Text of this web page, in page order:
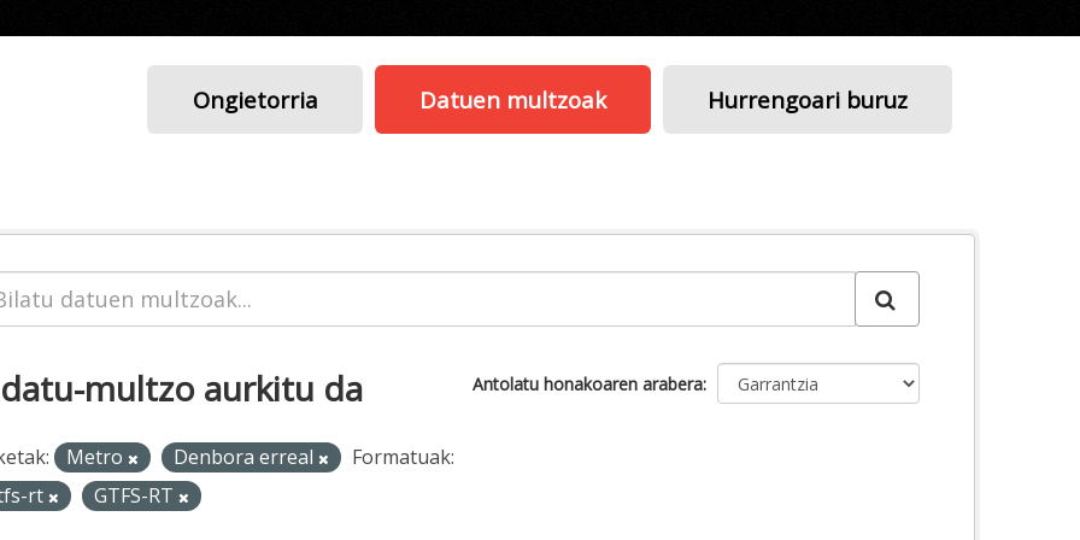
Ongietorria Datuen multzoak Hurrengoari buruz
Antolatu honakoaren arabera
multzo aurkitu da
Metro Denbora erreal
Formatuak:
rt
GTFS-RT